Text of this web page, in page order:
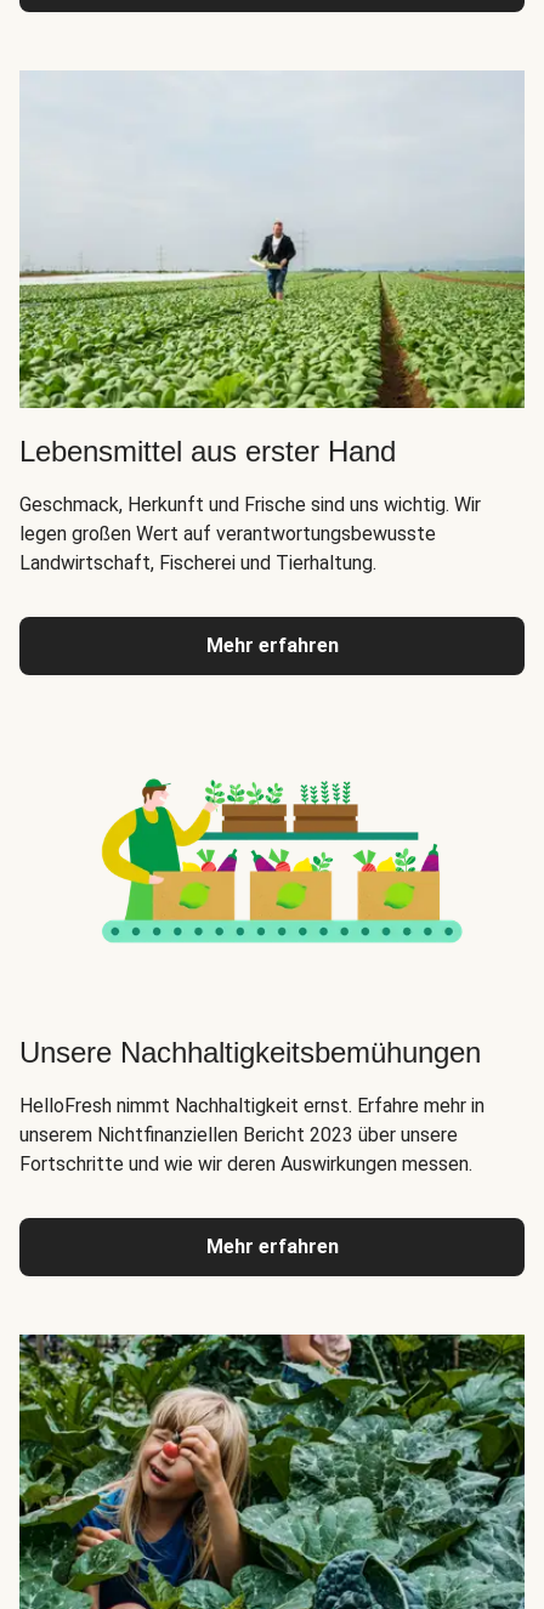
Lebensmittel aus erster Hand
Geschmack, Herkunft und Frische sind uns wichtig. Wir
legen großen Wert auf verantwortungsbewusste
Landwirtschaft, Fischerei und Tierhaltung.
Mehr erfahren
Unsere Nachhaltigkeitsbemühungen
HelloFresh nimmt Nachhaltigkeit ernst. Erfahre mehr in
unserem Nichtfinanziellen Bericht 2023 über unsere
Fortschritte und wie wir deren Auswirkungen messen.
Mehr erfahren